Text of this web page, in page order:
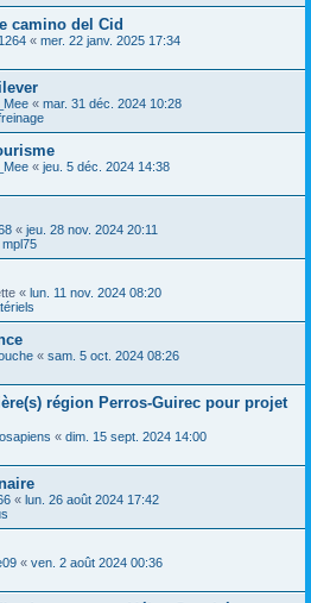
camino del Cid
« mer. 22 janv. 2025 17:34
« mar. 31 déc. 2024 10:28
« jeu. 5 déc. 2024 14:38
« jeu. 28 nov. 2024 20:11
« lun. 11 nov. 2024 08:20
« sam. 5 oct. 2024 08:26
région Perros-Guirec pour projet
« dim. 15 sept. 2024 14:00
« lun. 26 août 2024 17:42
« ven. 2 août 2024 00:36